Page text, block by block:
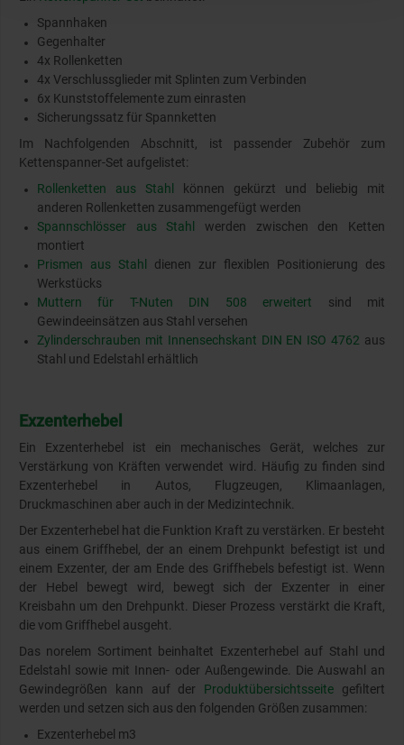
Spannhaken
Gegenhalter
4x Rollenketten
4x Verschlussglieder mit Splinten zum Verbinden
6x Kunststoffelemente zum einrasten
Sicherungssatz für Spannketten
Im Nachfolgenden Abschnitt, ist passender Zubehör zum
Kettenspanner-Set aufgelistet:
Rollenketten aus Stahl
können gekürzt und beliebig mit
anderen Rollenketten zusammengefügt werden
Spannschlösser aus Stahl
werden zwischen den Ketten
montiert
Prismen aus Stahl
dienen zur flexiblen Positionierung des
Werkstücks
Muttern für T-Nuten DIN 508 erweitert sind mit
Gewindeeinsätzen aus Stahl versehen
Zylinderschrauben mit Innensechskant DIN EN ISO 4762 aus
Stahl und Edelstahl erhältlich
Exzenterhebel
Ein Exzenterhebel ist ein mechanisches Gerät, welches zur
Verstärkung von Kräften verwendet wird. Häufig zu finden sind
Exzenterhebel in Autos, Flugzeugen, Klimaanlagen,
Druckmaschinen aber auch in der Medizintechnik.
Der Exzenterhebel hat die Funktion Kraft zu verstärken. Er besteht
aus einem Griffhebel, der an einem Drehpunkt befestigt ist und
einem Exzenter, der am Ende des Griffhebels befestigt ist. Wenn
der Hebel bewegt wird, bewegt sich der Exzenter in einer
Kreisbahn um den Drehpunkt. Dieser Prozess verstärkt die Kraft,
die vom Griffhebel ausgeht.
Das norelem Sortiment beinhaltet Exzenterhebel auf Stahl und
Edelstahl sowie mit Innen- oder Außengewinde. Die Auswahl an
Gewindegrößen kann auf der Produktübersichtsseite gefiltert
werden und setzen sich aus den folgenden Größen zusammen:
Exzenterhebel m3